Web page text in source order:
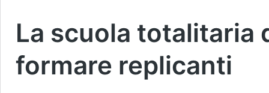
La scuola totalitaria
formare replicanti